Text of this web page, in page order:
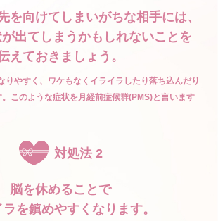
を向けてしまいがちな相手には、
出てしまうかもしれないことを
えておきましょう。
やすく、ワケもなくイライラしたり落ち込んだり
このような症状を月経前症候群(PMS)と言います
対処法 2
脳を休めることで
を鎮めやすくなります。